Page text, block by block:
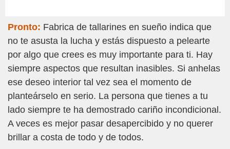
Pronto: Fabrica de tallarines en sueño indica que
no te asusta la lucha y estás dispuesto a pelearte
por algo que crees es muy importante para ti. Hay
siempre aspectos que resultan inasibles. Si anhelas
ese deseo interior tal vez sea el momento de
planteárselo en serio. La persona que tienes a tu
lado siempre te ha demostrado cariño incondicional.
A veces es mejor pasar desapercibido y no querer
brillar a costa de todo y de todos.